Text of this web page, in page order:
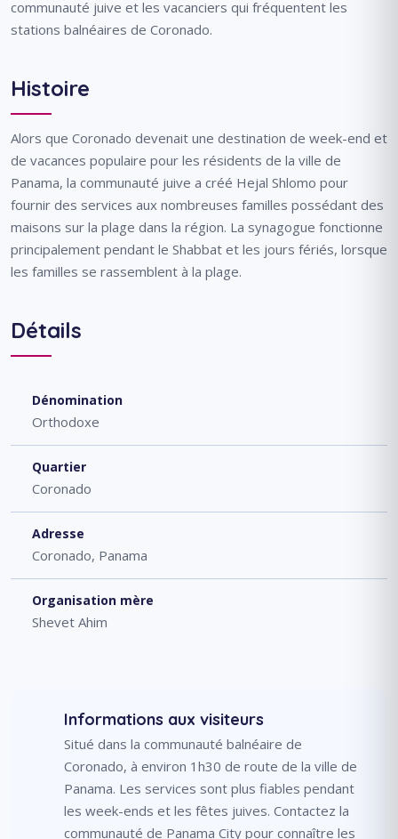
communauté juive et les vacanciers qui fréquentent les
stations balnéaires de Coronado.
Histoire
Alors que Coronado devenait une destination de week-end et
de vacances populaire pour les résidents de la ville de
Panama, la communauté juive a créé Hejal Shlomo pour
fournir des services aux nombreuses familles possédant des
maisons sur la plage dans la région. La synagogue fonctionne
principalement pendant le Shabbat et les jours fériés, lorsque
les familles se rassemblent à la plage.
Détails
Dénomination
Orthodoxe
Quartier
Coronado
Adresse
Coronado, Panama
Organisation mère
Shevet Ahim
Informations aux visiteurs
Situé dans la communauté balnéaire de
Coronado, à environ 1h30 de route de la ville de
Panama. Les services sont plus fiables pendant
les week-ends et les fêtes juives. Contactez la
communauté de Panama City pour connaître les